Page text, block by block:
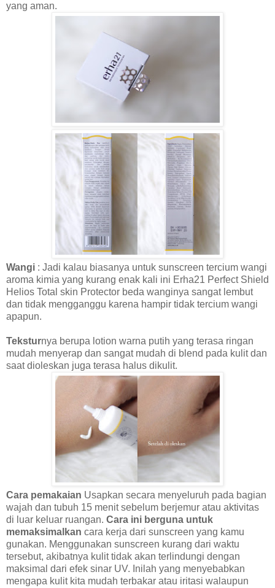
yang aman.
Wangi : Jadi kalau biasanya untuk sunscreen tercium wangi
aroma kimia yang kurang enak kali ini Erha21 Perfect Shield
Helios Total skin Protector beda wanginya sangat lembut
dan tidak mengganggu karena hampir tidak tercium wangi
apapun.
Teksturnya berupa lotion warna putih yang terasa ringan
mudah menyerap dan sangat mudah di blend pada kulit dan
saat dioleskan juga terasa halus dikulit.
Cara pemakaian Usapkan secara menyeluruh pada bagian
wajah dan tubuh 15 menit sebelum berjemur atau aktivitas
di luar keluar ruangan. Cara ini berguna untuk
memaksimalkan cara kerja dari sunscreen yang kamu
gunakan. Menggunakan sunscreen kurang dari waktu
tersebut, akibatnya kulit tidak akan terlindungi dengan
maksimal dari efek sinar UV. Inilah yang menyebabkan
mengapa kulit kita mudah terbakar atau iritasi walaupun